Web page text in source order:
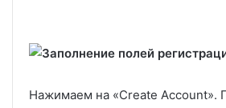
Нажимаем на «Create Account».